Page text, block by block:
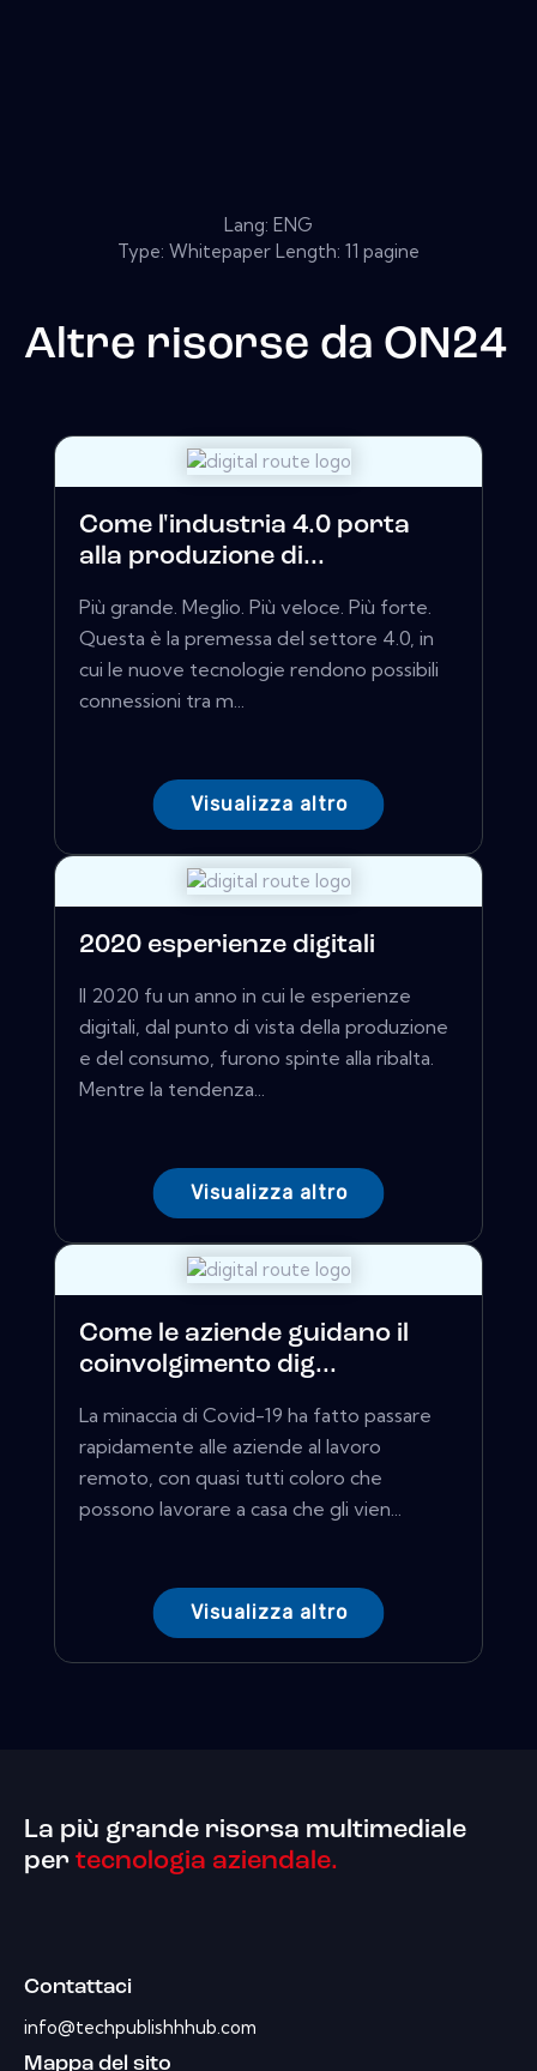
Lang: ENG
Type: Whitepaper Length: 11 pagine
Altre risorse da ON24
Come l'industria 4.0 porta
alla produzione di...
Più grande. Meglio. Più veloce. Più forte.
Questa è la premessa del settore 4.0, in
cui le nuove tecnologie rendono possibili
connessioni tra m...
Visualizza altro
2020 esperienze digitali
Il 2020 fu un anno in cui le esperienze
digitali, dal punto di vista della produzione
e del consumo, furono spinte alla ribalta.
Mentre la tendenza...
Visualizza altro
Come le aziende guidano il
coinvolgimento dig...
La minaccia di Covid-19 ha fatto passare
rapidamente alle aziende al lavoro
remoto, con quasi tutti coloro che
possono lavorare a casa che gli vien...
Visualizza altro
La più grande risorsa multimediale
per tecnologia aziendale.
Contattaci
info@techpublishhhub.com
Mappa del sito